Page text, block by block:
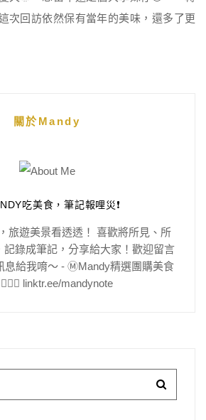
次回訪依然保有當年的美味，還多了更
關於Mandy
吃美食，筆記報哩災❗️
旅遊美景看透透！ 喜歡將所見、所
記錄成筆記，分享給大家！歡迎留言
息給我唷～ - Ⓜ️Mandy精選團購美食
linktr.ee/mandynote